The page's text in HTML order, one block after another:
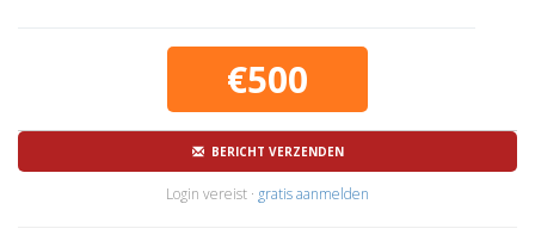
€500
BERICHT VERZENDEN
Login vereist · gratis aanmelden